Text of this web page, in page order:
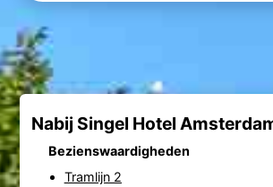
Nabij Singel Hotel
Bezienswaardigheden
Tramlijn 2